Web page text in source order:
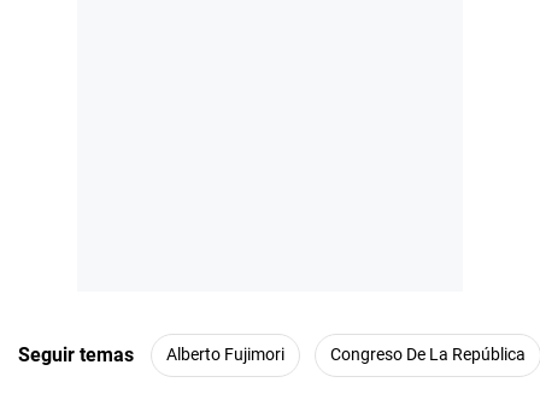
Seguir temas Alberto Fujimori Congreso De La República